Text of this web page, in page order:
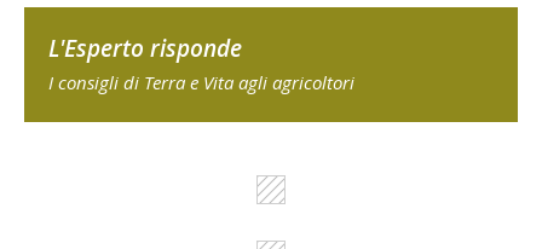
L'Esperto risponde
I consigli di Terra e Vita agli agricoltori